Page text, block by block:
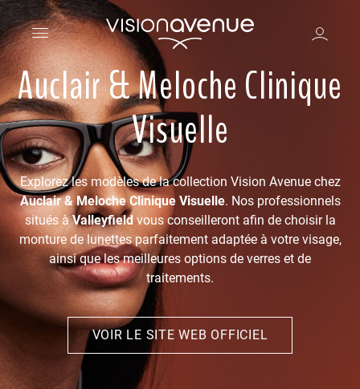
Auclair & Meloche Clinique
Visuelle
Explorez les modèles de la collection Vision Avenue chez
Auclair & Meloche Clinique Visuelle. Nos professionnels
situés àValleyfieldvous conseilleront afin de choisir la
monture de lunettes parfaitement adaptée à votre visage,
ainsi que les meilleures options de verres et de
traitements.
VOIR LE SITE WEB OFFICIEL